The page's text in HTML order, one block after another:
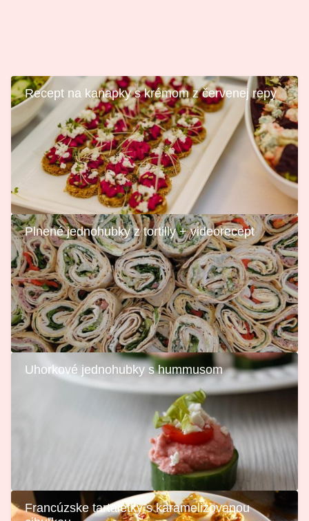
Recept na kanapky s krémom z červenej repy
Plnené jednohubky z tortilly + videorecept
Uhorkové jednohubky s hummusom
Francúzske tartaletky s karamelizovanou